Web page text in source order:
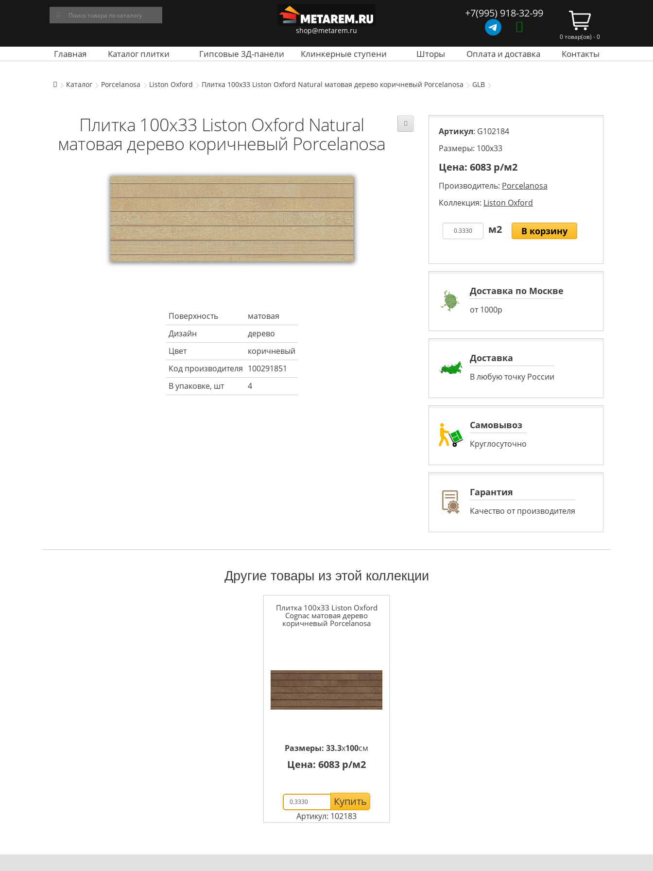
shop@metarem.ru
+7(995) 918-32-99
0 товар(ов) - 0
Главная Каталог плитки Гипсовые 3Д-панели Клинкерные ступени Шторы Оплата и доставка Контакты
Каталог Porcelanosa Liston Oxford Плитка 100x33 Liston Oxford Natural матовая дерево коричневый Porcelanosa GLB
Плитка 100x33 Liston Oxford Natural
матовая дерево коричневый Porcelanosa
Поверхность
матовая
Дизайн
дерево
Цвет
коричневый
Код производителя 100291851
В упаковке, шт
4
Артикул: G102184
Размеры: 100х33
Цена: 6083 р/м2
Производитель: Porcelanosa
Коллекция: Liston Oxford
В корзину
Доставка по Москве
от 1000р
Доставка
В любую точку России
Самовывоз
Круглосуточно
Гарантия
Качество от производителя
Другие товары из этой коллекции
Плитка 100x33 Liston Oxford
Cognac матовая дерево
коричневый Porcelanosa
Размеры: 33.3x100см
Цена: 6083 р/м2
Купить
Артикул: 102183